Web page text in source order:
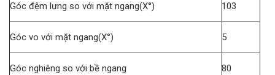
Góc đệm lưng so với mặt ngang(X°) 103
Góc vo với mặt ngang(X°) 5
Góc nghiêng so với bề ngang 80